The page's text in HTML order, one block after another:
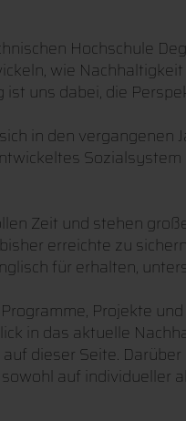
Hochschule
wie
uns dabei, die
in den
Zeit und stehen
erreichte zu
für erhalten,
Projekte
in das aktuelle
dieser Seite.
auf individueller